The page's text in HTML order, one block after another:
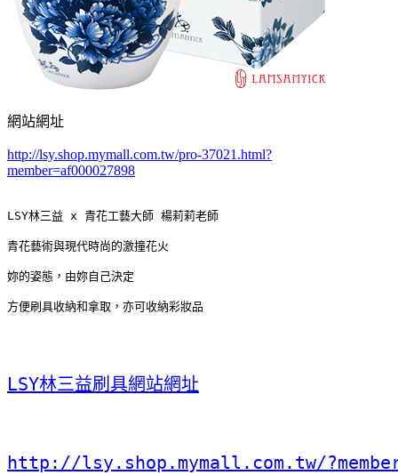
網站網址
http://lsy.shop.mymall.com.tw/pro-37021.html?
member=af000027898
LSY林三益 x 青花工藝大師 楊莉莉老師
青花藝術與現代時尚的激撞花火
妳的姿態，由妳自己決定
方便刷具收納和拿取，亦可收納彩妝品
LSY林三益刷具網站網址
http://lsy.shop.mymall.com.tw/